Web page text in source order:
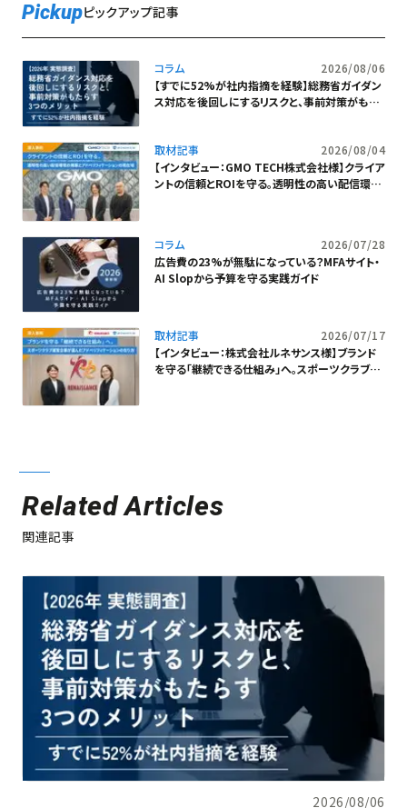
Pickupピックアップ記事
コラム
2026/08/06
【すでに52%が社内指摘を経験】総務省ガイダン
ス対応を後回しにするリスクと、事前対策がもた
取材記事
2026/08/04
【インタビュー：GMO TECH株式会社様】クライア
ントの信頼とROIを守る。透明性の高い配信環境
コラム
2026/07/28
広告費の23%が無駄になっている？MFAサイト・
AI Slopから予算を守る実践ガイド
取材記事
2026/07/17
【インタビュー：株式会社ルネサンス様】ブランド
を守る「継続できる仕組み」へ。スポーツクラブ運
Related Articles
関連記事
2026/08/06